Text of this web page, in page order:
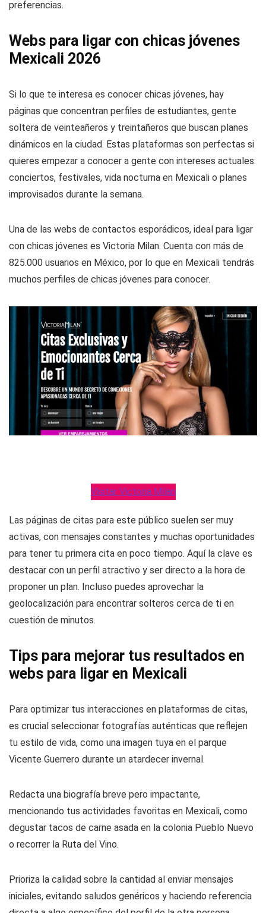
preferencias.
Webs para ligar con chicas jóvenes
Mexicali 2026
Si lo que te interesa es conocer chicas jóvenes, hay
páginas que concentran perfiles de estudiantes, gente
soltera de veinteañeros y treintañeros que buscan planes
dinámicos en la ciudad. Estas plataformas son perfectas si
quieres empezar a conocer a gente con intereses actuales:
conciertos, festivales, vida nocturna en Mexicali o planes
improvisados durante la semana.
Una de las webs de contactos esporádicos, ideal para ligar
con chicas jóvenes es Victoria Milan. Cuenta con más de
825.000 usuarios en México, por lo que en Mexicali tendrás
muchos perfiles de chicas jóvenes para conocer.
Visitar Victoria Milan
Las páginas de citas para este público suelen ser muy
activas, con mensajes constantes y muchas oportunidades
para tener tu primera cita en poco tiempo. Aquí la clave es
destacar con un perfil atractivo y ser directo a la hora de
proponer un plan. Incluso puedes aprovechar la
geolocalización para encontrar solteros cerca de ti en
cuestión de minutos.
Tips para mejorar tus resultados en
webs para ligar en Mexicali
Para optimizar tus interacciones en plataformas de citas,
es crucial seleccionar fotografías auténticas que reflejen
tu estilo de vida, como una imagen tuya en el parque
Vicente Guerrero durante un atardecer invernal.
Redacta una biografía breve pero impactante,
mencionando tus actividades favoritas en Mexicali, como
degustar tacos de carne asada en la colonia Pueblo Nuevo
o recorrer la Ruta del Vino.
Prioriza la calidad sobre la cantidad al enviar mensajes
iniciales, evitando saludos genéricos y haciendo referencia